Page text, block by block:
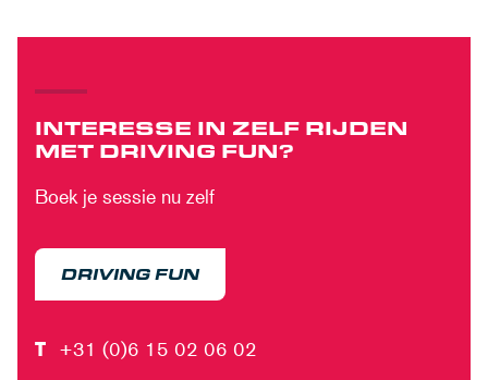
INTERESSE IN ZELF RIJDEN
MET DRIVING FUN?
Boek je sessie nu zelf
DRIVING FUN
T +31 (0)6 15 02 06 02